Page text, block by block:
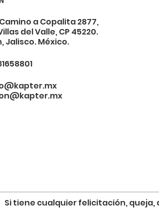
a Copalita 2877,
del Valle, CP 45220.
Jalisco. México.
Si tiene cualquier felicitación,